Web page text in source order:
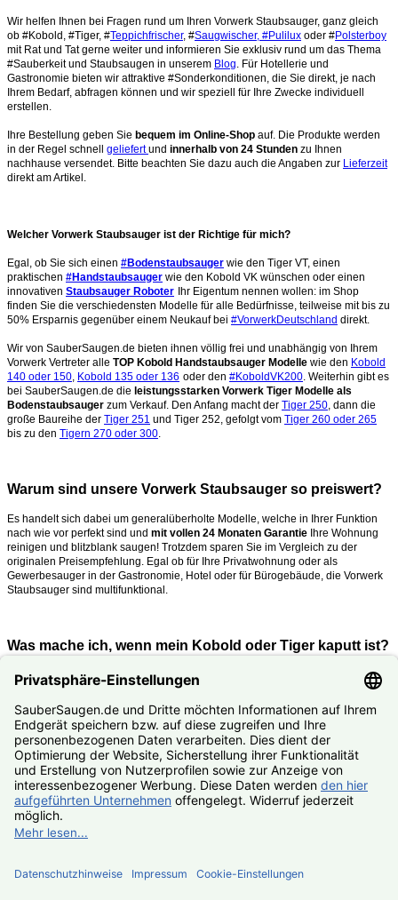
Wir helfen Ihnen bei Fragen rund um Ihren Vorwerk Staubsauger, ganz gleich
ob #Kobold, #Tiger, #Teppichfrischer, #Saugwischer, #Pulilux oder #Polsterboy
mit Rat und Tat gerne weiter und informieren Sie exklusiv rund um das Thema
#Sauberkeit und Staubsaugen in unserem Blog . Für Hotellerie und
Gastronomie bieten wir attraktive #Sonderkonditionen, die Sie direkt, je nach
Ihrem Bedarf, abfragen können und wir speziell für Ihre Zwecke individuell
erstellen.
Ihre Bestellung geben Sie bequem im Online-Shop auf. Die Produkte werden
in der Regel schnell geliefertund innerhalb von 24 Stunden zu Ihnen
nachhause versendet. Bitte beachten Sie dazu auch die Angaben zur Lieferzeit
direkt am Artikel.
Welcher Vorwerk Staubsauger ist der Richtige für mich?
Egal, ob Sie sich einen #Bodenstaubsauger wie den Tiger VT, einen
praktischen #Handstaubsauger wie den Kobold VK wünschen oder einen
innovativen Staubsauger Roboter Ihr Eigentum nennen wollen: im Shop
finden Sie die verschiedensten Modelle für alle Bedürfnisse, teilweise mit bis zu
50% Ersparnis gegenüber einem Neukauf bei #VorwerkDeutschland direkt.
Wir von SauberSaugen.de bieten ihnen völlig frei und unabhängig von Ihrem
Vorwerk Vertreter alle TOP Kobold Handstaubsauger Modelle wie den Kobold
140 oder 150 Kobold 135 oder 136 oder den #KoboldVK200 . Weiterhin gibt es
bei SauberSaugen.de die leistungsstarken Vorwerk Tiger Modelle als
Bodenstaubsauger zum Verkauf. Den Anfang macht der Tiger 250 , dann die
große Baureihe der Tiger 251 und Tiger 252, gefolgt vom Tiger 260 oder 265
bis zu den Tigern 270 oder 300
Warum sind unsere Vorwerk Staubsauger so preiswert?
Es handelt sich dabei um generalüberholte Modelle, welche in Ihrer Funktion
nach wie vor perfekt sind und mit vollen 24 Monaten Garantie Ihre Wohnung
reinigen und blitzblank saugen! Trotzdem sparen Sie im Vergleich zu der
originalen Preisempfehlung. Egal ob für Ihre Privatwohnung oder als
Gewerbesauger in der Gastronomie, Hotel oder für Bürogebäude, die Vorwerk
Staubsauger sind multifunktional.
Was mache ich, wenn mein Kobold oder Tiger kaputt ist?
Nutzen Sie unseren #Reparaturservice. Fast alle Vorwerk Staubsauger
reparieren wir Ihnen zum #Festpreis.
© SauberSaugen.de – Ihr Spezialist für Zubehör und Ersatzteile
passend für Vorwerk Staubsauger
*gilt für Lieferungen innerhalb Deutschlands, Lieferzeiten ins
Ausland sieheLieferung & Versand, gilt für Bestell- und
Zahlungseingang von Montag – Freitag, sofern Artikel lieferbar
Geräte
Reparaturservice